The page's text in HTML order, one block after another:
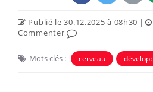
Publié le 30.12.2025 à 08h30 |
Commenter
Mots clés : cerveau